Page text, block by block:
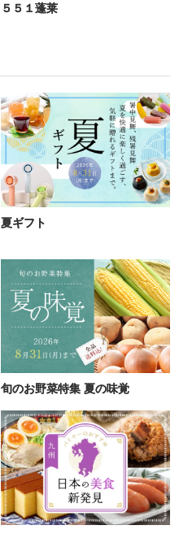
５５１蓬莱
夏ギフト
旬のお野菜特集 夏の味覚